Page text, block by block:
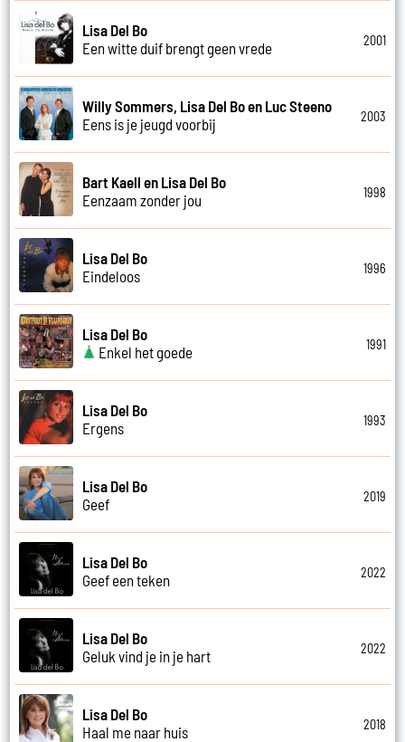
Lisa Del Bo
Een witte duif brengt geen vrede
2001
Willy Sommers, Lisa Del Bo en Luc Steeno
Eens is je jeugd voorbij
2003
Bart Kaell en Lisa Del Bo
Eenzaam zonder jou
1998
Lisa Del Bo
Eindeloos
1996
Lisa Del Bo
Enkel het goede
1991
Lisa Del Bo
Ergens
1993
Lisa Del Bo
Geef
2019
Lisa Del Bo
Geef een teken
2022
Lisa Del Bo
Geluk vind je in je hart
2022
Lisa Del Bo
Haal me naar huis
2018